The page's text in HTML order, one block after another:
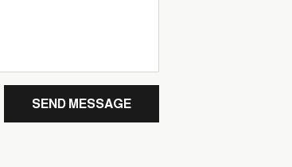
SEND MESSAGE